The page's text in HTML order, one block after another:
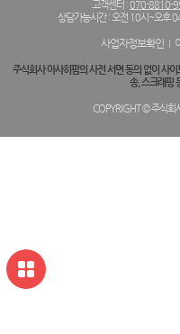
고객센터 :070-8810-
상담가능시간 : 오전 10시~오후
사업자정보확인
주식회사 아사히팜의 사전 서면 동의 없이 사
송, 스크래핑
COPYRIGHT © 주식회